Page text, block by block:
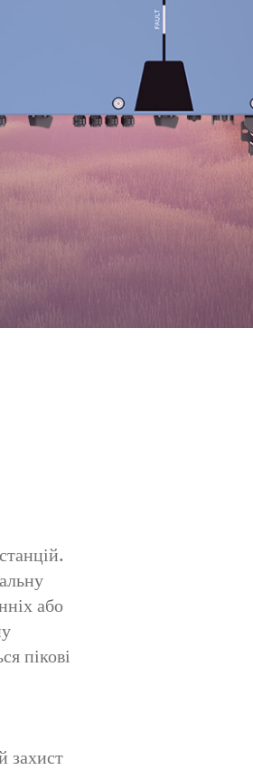
або
пікові
захист